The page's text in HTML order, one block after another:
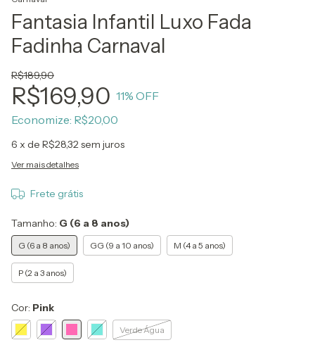
Fantasia Infantil Luxo Fada
Fadinha Carnaval
R$189,90
R$169,90 11% OFF
Economize: R$20,00
6 x de R$28,32sem juros
Ver mais detalhes
Frete grátis
Tamanho: G (6 a 8 anos)
G (6 a 8 anos) GG (9 a 10 anos) M (4 a 5 anos)
P (2 a 3 anos)
Cor: Pink
Verde Água